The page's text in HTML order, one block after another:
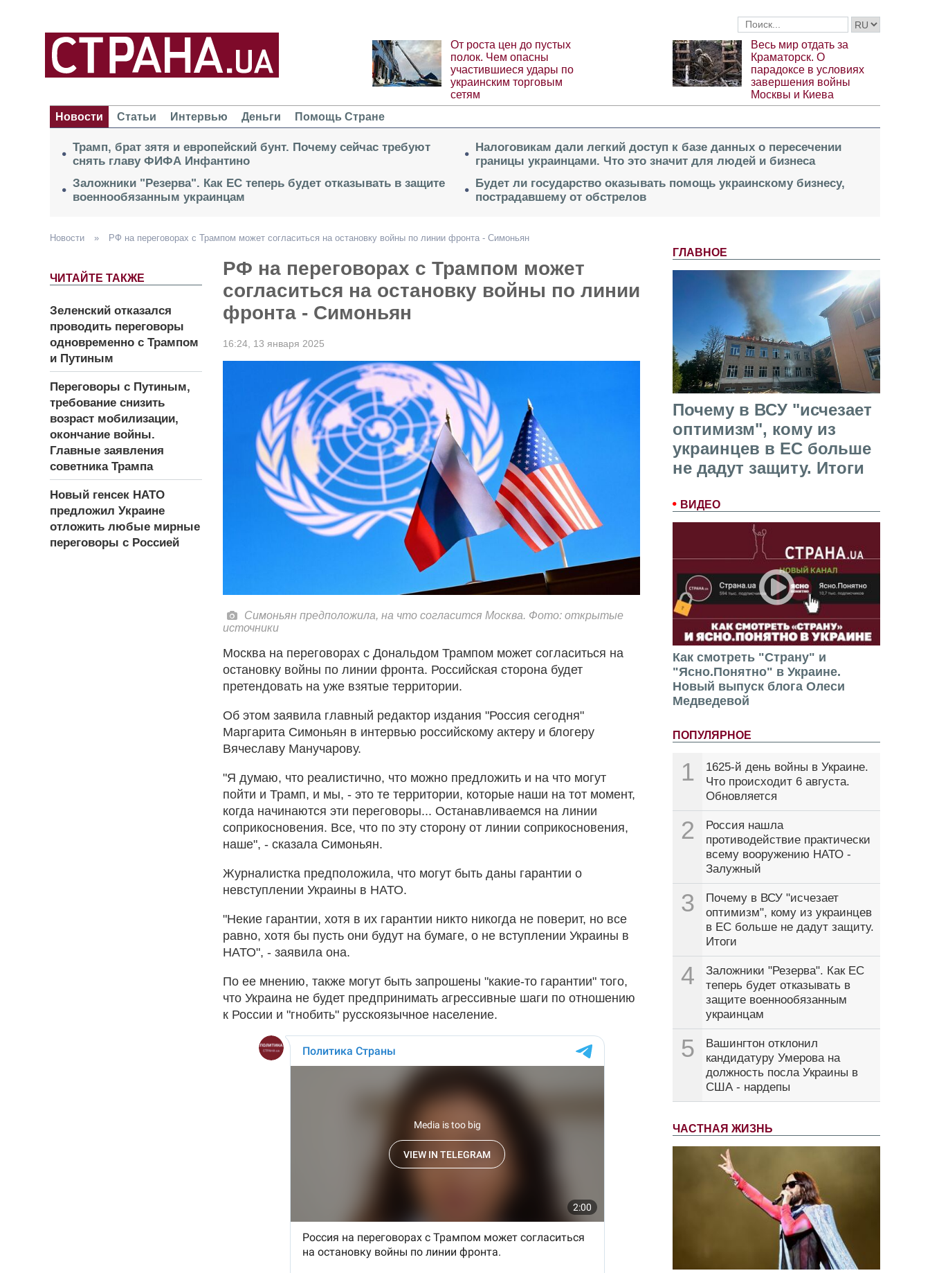
От роста цен до пустых
полок. Чем опасны
участившиеся удары по
украинским торговым
сетям
Весь мир отдать за
Краматорск. О
парадоксе в условиях
завершения войны
Москвы и Киева
Новости
Статьи Интервью Деньги Помощь Стране
Трамп, брат зятя и европейский бунт. Почему сейчас требуют
снять главу ФИФА Инфантино
Заложники "Резерва". Как ЕС теперь будет отказывать в защите
военнообязанным украинцам
Налоговикам дали легкий доступ к базе данных о пересечении
границы украинцами. Что это значит для людей и бизнеса
Будет ли государство оказывать помощь украинскому бизнесу,
пострадавшему от обстрелов
ГЛАВНОЕ
Почему в ВСУ "исчезает
оптимизм", кому из
украинцев в ЕС больше
не дадут защиту. Итоги
ВИДЕО
Как смотреть "Страну" и
"Ясно.Понятно" в Украине.
Новый выпуск блога Олеси
Медведевой
ПОПУЛЯРНОЕ
1
1625-й день войны в Украине.
Что происходит 6 августа.
Обновляется
2
Россия нашла
противодействие практически
всему вооружению НАТО -
Залужный
3
Почему в ВСУ "исчезает
оптимизм", кому из украинцев
в ЕС больше не дадут защиту.
Итоги
4
Заложники "Резерва". Как ЕС
теперь будет отказывать в
защите военнообязанным
украинцам
5
Вашингтон отклонил
кандидатуру Умерова на
должность посла Украины в
США - нардепы
ЧАСТНАЯ ЖИЗНЬ
Новости » РФ на переговорах с Трампом может согласиться на остановку войны по линии фронта - Симоньян
ЧИТАЙТЕ ТАКЖЕ
Зеленский отказался
проводить переговоры
одновременно с Трампом
и Путиным
Переговоры с Путиным,
требование снизить
возраст мобилизации,
окончание войны.
Главные заявления
советника Трампа
Новый генсек НАТО
предложил Украине
отложить любые мирные
переговоры с Россией
РФ на переговорах с Трампом может
согласиться на остановку войны по линии
фронта - Симоньян
16:24, 13 января 2025
Симоньян предположила, на что согласится Москва. Фото: открытые
источники
Москва на переговорах с Дональдом Трампом может согласиться на
остановку войны по линии фронта. Российская сторона будет
претендовать на уже взятые территории.
Об этом заявила главный редактор издания "Россия сегодня"
Маргарита Симоньян в интервью российскому актеру и блогеру
Вячеславу Манучарову.
"Я думаю, что реалистично, что можно предложить и на что могут
пойти и Трамп, и мы, - это те территории, которые наши на тот момент,
когда начинаются эти переговоры... Останавливаемся на линии
соприкосновения. Все, что по эту сторону от линии соприкосновения,
наше", - сказала Симоньян.
Журналистка предположила, что могут быть даны гарантии о
невступлении Украины в НАТО.
"Некие гарантии, хотя в их гарантии никто никогда не поверит, но все
равно, хотя бы пусть они будут на бумаге, о не вступлении Украины в
НАТО", - заявила она.
По ее мнению, также могут быть запрошены "какие-то гарантии" того,
что Украина не будет предпринимать агрессивные шаги по отношению
к России и "гнобить" русскоязычное население.